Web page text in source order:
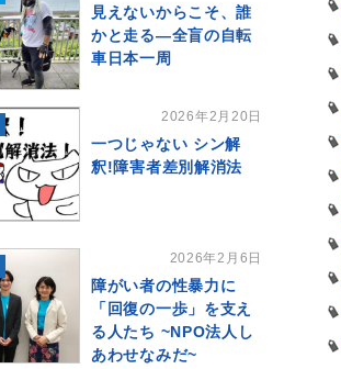
見えないからこそ、誰
かと走る―全盲の自転
車日本一周
2026年2月20日
一つじゃない シン解
釈!障害者差別解消法
2026年2月6日
障がい者の性暴力に
「回復の一歩」を支え
る人たち ~NPO法人し
あわせなみだ~